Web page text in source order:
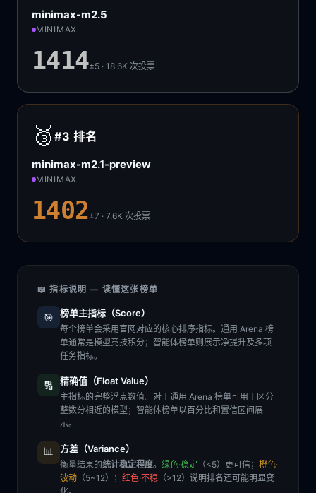
minimax-m2.5
MINIMAX
1414±5 · 18.6K次投票
🥉 #3排名
minimax-m2.1-preview
MINIMAX
1402±7 · 7.6K次投票
📖 指标说明 — 读懂这张榜单
🎯 榜单主指标（Score）
每个榜单会采用官网对应的核心排序指标。通用 Arena 榜
单通常是模型竞技积分；智能体榜单则展示净提升及多项
任务指标。
🔢 精确值（Float Value）
主指标的完整浮点数值。对于通用 Arena 榜单可用于区分
整数分相近的模型；智能体榜单以百分比和置信区间展
示。
📊 方差（Variance）
衡量结果的统计稳定程度。 绿色·稳定 （<5）更可信； 橙色·
波动 （5~12）； 红色·不稳 （>12）说明排名还可能明显变